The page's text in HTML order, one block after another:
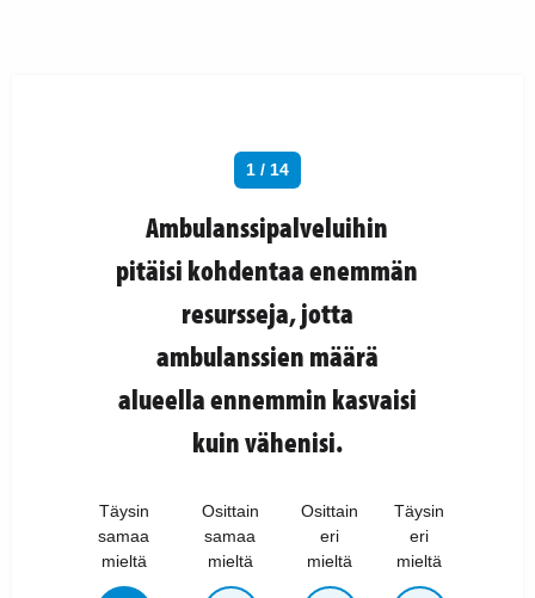
1 / 14
Ambulanssipalveluihin
pitäisi kohdentaa enemmän
resursseja, jotta
ambulanssien määrä
alueella ennemmin kasvaisi
kuin vähenisi.
Täysin
samaa
mieltä
Osittain
samaa
mieltä
Osittain
eri
mieltä
Täysin
eri
mieltä